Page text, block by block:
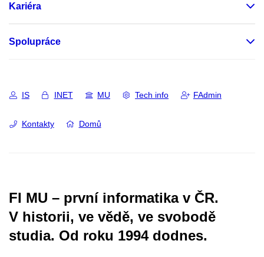
Kariéra
Spolupráce
IS INET MU Tech info FAdmin
Kontakty Domů
FI MU – první informatika v ČR.
V historii, ve vědě, ve svobodě
studia. Od roku 1994 dodnes.